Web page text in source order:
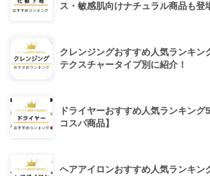
ス・敏感肌向けナチュラル商品も登
クレンジングおすすめ人気ランキン
テクスチャータイプ別に紹介！
ドライヤーおすすめ人気ランキング
コスパ商品】
ヘアアイロンおすすめ人気ランキン